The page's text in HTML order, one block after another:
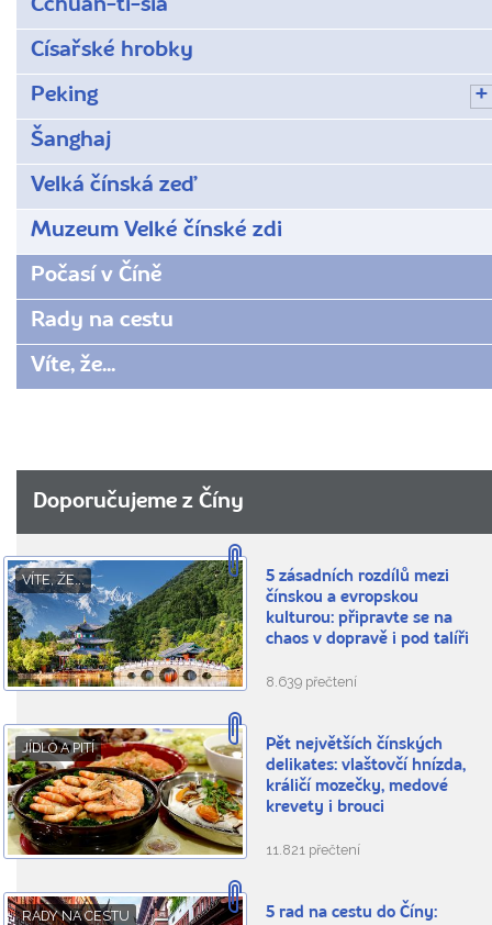
Cchuan-ti-sia
Císařské hrobky
Peking
Šanghaj
Velká čínská zeď
Muzeum Velké čínské zdi
Počasí v Číně
Rady na cestu
Víte, že...
Doporučujeme z Číny
VÍTE, ŽE...
5 zásadních rozdílů mezi
čínskou a evropskou
kulturou: připravte se na
chaos v dopravě i pod talíři
8.639 přečtení
JÍDLO A PITÍ
Pět největších čínských
delikates: vlaštovčí hnízda,
králičí mozečky, medové
krevety i brouci
11.821 přečtení
RADY NA CESTU
5 rad na cestu do Číny: